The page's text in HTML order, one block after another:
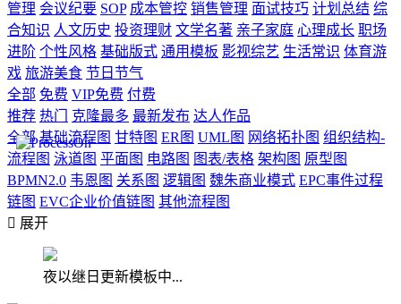
管理 会议纪要 SOP 成本管控 销售管理 面试技巧 计划总结 综
合知识 人文历史 投资理财 文学名著 亲子家庭 心理成长 职场
进阶 个性风格 基础版式 通用模板 影视综艺 生活常识 体育游
戏 旅游美食 节日节气
全部 免费 VIP免费 付费
推荐 热门 克隆最多 最新发布 达人作品
全部 基础流程图 甘特图 ER图 UML图 网络拓扑图 组织结构-
流程图 泳道图 平面图 电路图 图表/表格 架构图 原型图
BPMN2.0 韦恩图 关系图 逻辑图 魏朱商业模式 EPC事件过程
链图 EVC企业价值链图 其他流程图
 展开
夜以继日更新模板中...